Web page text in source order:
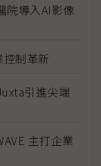
院導入AI影像
制革新
引進尖端
主打企業